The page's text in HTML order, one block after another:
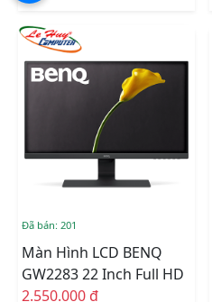
Đã bán: 201
Màn Hình LCD BENQ
GW2283 22 Inch Full HD
2.550.000 đ